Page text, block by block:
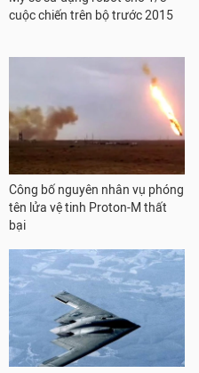
cuộc chiến trên bộ trước 2015
Công bố nguyên nhân vụ phóng
tên lửa vệ tinh Proton-M thất
bại